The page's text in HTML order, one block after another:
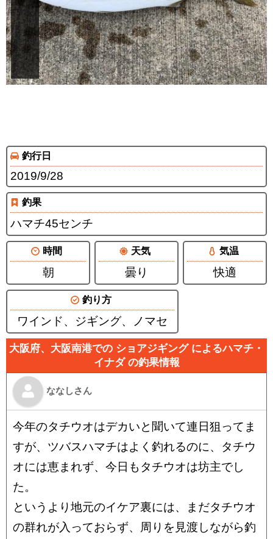
釣行日
2019/9/28
釣果
ハマチ45センチ
時間
朝
天気
曇り
気温
快適
釣り方
ワインド、ジギング、ノマセ
大阪府、大阪南港での ショアジギング によるハマチ・
イナダ の釣果情報
ななしさん
今年のタチウオはデカいと聞いて連日狙ってま
すが、ツバスハマチはよく釣れるのに、タチウ
オには恵まれず、今日もタチウオは坊主でし
た。
というより地元のイケア裏には、まだタチウオ
の群れが入っておらず、周りを見渡しながら釣